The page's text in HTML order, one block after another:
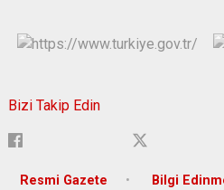
Bizi Takip Edin
Resmi Gazete Bilgi